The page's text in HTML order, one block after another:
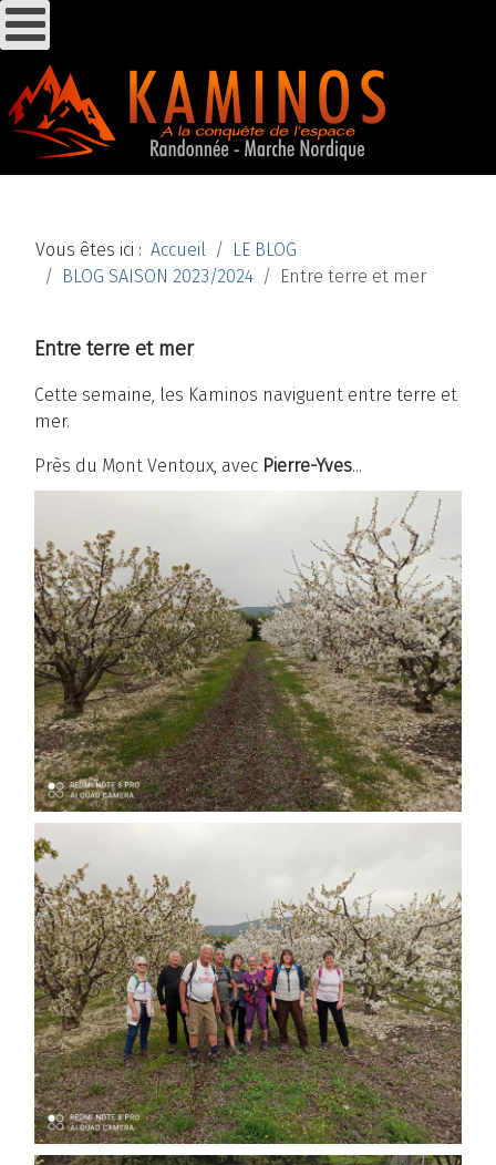
Vous êtes ici : Accueil
LE BLOG
BLOG SAISON 2023/2024
Entre terre et mer
Entre terre et mer
Cette semaine, les Kaminos naviguent entre terre et
mer.
Près du Mont Ventoux, avec Pierre-Yves...